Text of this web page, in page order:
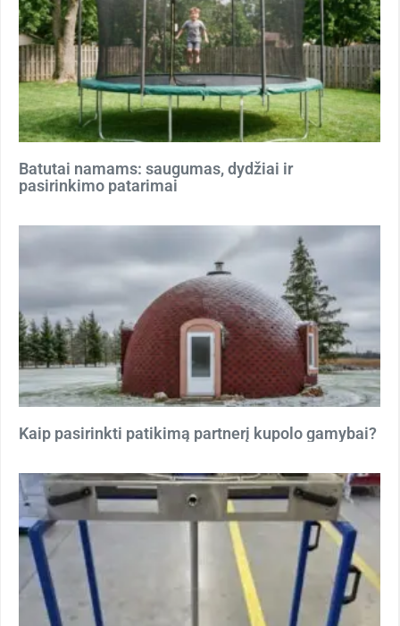
Batutai namams: saugumas, dydžiai ir
pasirinkimo patarimai
Kaip pasirinkti patikimą partnerį kupolo gamybai?